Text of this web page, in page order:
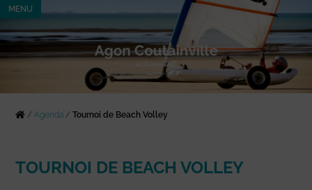
MENU
/Agenda /Tournoi de Beach Volley
TOURNOI DE BEACH VOLLEY